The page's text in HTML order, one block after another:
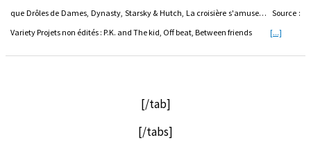
que Drôles de Dames, Dynasty, Starsky & Hutch, La croisière s'amuse… Source :
Variety Projets non édités : P.K. and The kid, Off beat, Between friends [...]
[/tab]
[/tabs]